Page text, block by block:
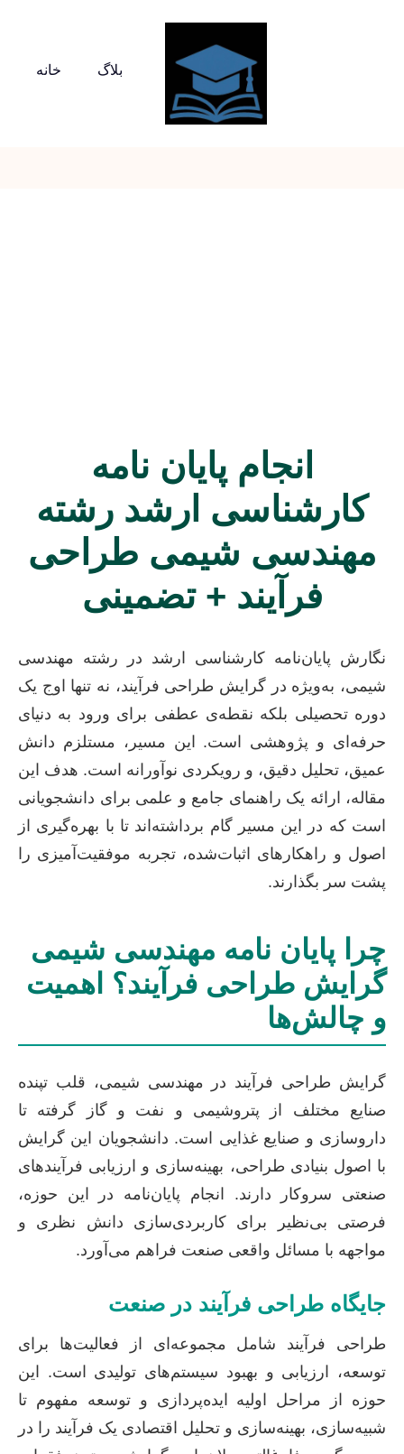
خانه بلاگ
انجام پایان نامه
کارشناسی ارشد رشته
مهندسی شیمی طراحی
فرآیند + تضمینی
نگارش پایان‌نامه کارشناسی ارشد در رشته مهندسی
شیمی، به‌ویژه در گرایش طراحی فرآیند، نه تنها اوج یک
دوره تحصیلی بلکه نقطه‌ی عطفی برای ورود به دنیای
حرفه‌ای و پژوهشی است. این مسیر، مستلزم دانش
عمیق، تحلیل دقیق، و رویکردی نوآورانه است. هدف این
مقاله، ارائه یک راهنمای جامع و علمی برای دانشجویانی
است که در این مسیر گام برداشته‌اند تا با بهره‌گیری از
اصول و راهکارهای اثبات‌شده، تجربه موفقیت‌آمیزی را
پشت سر بگذارند.
چرا پایان نامه مهندسی شیمی
گرایش طراحی فرآیند؟ اهمیت
و چالش‌ها
گرایش طراحی فرآیند در مهندسی شیمی، قلب تپنده
صنایع مختلف از پتروشیمی و نفت و گاز گرفته تا
داروسازی و صنایع غذایی است. دانشجویان این گرایش
با اصول بنیادی طراحی، بهینه‌سازی و ارزیابی فرآیندهای
صنعتی سروکار دارند. انجام پایان‌نامه در این حوزه،
فرصتی بی‌نظیر برای کاربردی‌سازی دانش نظری و
مواجهه با مسائل واقعی صنعت فراهم می‌آورد.
جایگاه طراحی فرآیند در صنعت
طراحی فرآیند شامل مجموعه‌ای از فعالیت‌ها برای
توسعه، ارزیابی و بهبود سیستم‌های تولیدی است. این
حوزه از مراحل اولیه ایده‌پردازی و توسعه مفهوم تا
شبیه‌سازی، بهینه‌سازی و تحلیل اقتصادی یک فرآیند را در